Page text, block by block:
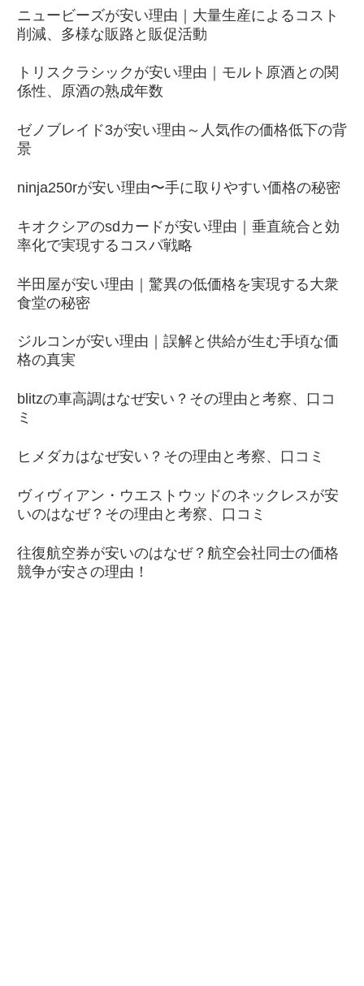
ニュービーズが安い理由｜大量生産によるコスト
削減、多様な販路と販促活動
トリスクラシックが安い理由｜モルト原酒との関
係性、原酒の熟成年数
ゼノブレイド3が安い理由～人気作の価格低下の背
景
ninja250rが安い理由〜手に取りやすい価格の秘密
キオクシアのsdカードが安い理由｜垂直統合と効
率化で実現するコスパ戦略
半田屋が安い理由｜驚異の低価格を実現する大衆
食堂の秘密
ジルコンが安い理由｜誤解と供給が生む手頃な価
格の真実
blitzの車高調はなぜ安い？その理由と考察、口コ
ミ
ヒメダカはなぜ安い？その理由と考察、口コミ
ヴィヴィアン・ウエストウッドのネックレスが安
いのはなぜ？その理由と考察、口コミ
往復航空券が安いのはなぜ？航空会社同士の価格
競争が安さの理由！